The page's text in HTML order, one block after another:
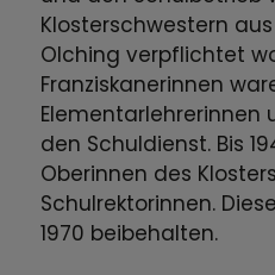
Klosterschwestern
Olching verpflichtet
Franziskanerinnen
Elementarlehrerinnen
den Schuldienst. Bis
Oberinnen des
Schulrektorinnen.
1970 beibehalten.